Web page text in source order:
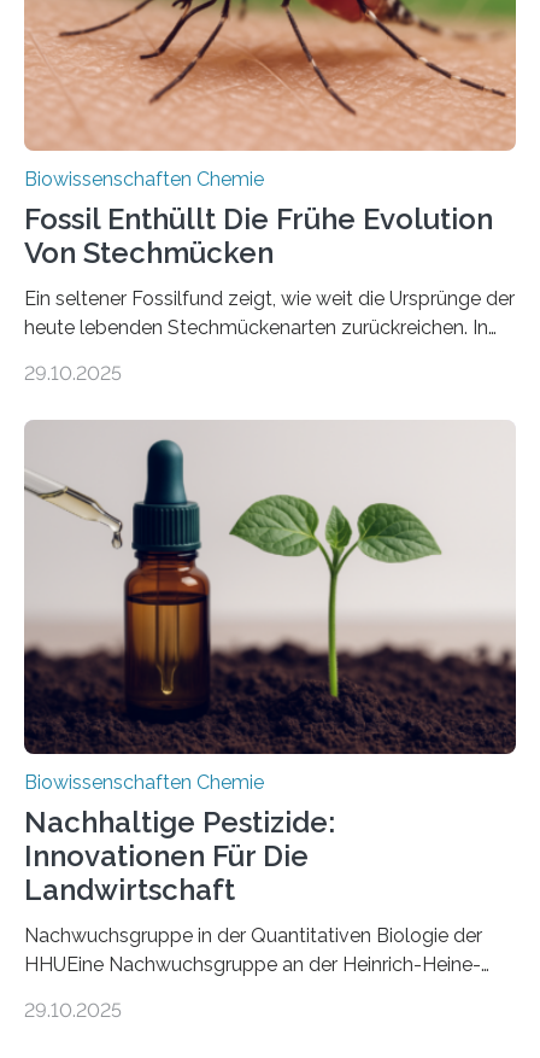
mit scheibenförmiger Gestalt. Was auffällig ist: Die
nächsten…
Biowissenschaften Chemie
Fossil Enthüllt Die Frühe Evolution
Von Stechmücken
Ein seltener Fossilfund zeigt, wie weit die Ursprünge der
heute lebenden Stechmückenarten zurückreichen. In
Forschende die bisher älteste bekannte Stechmücken-
Region Kachin in Myanmar und hat sich in
ausgezeichnetem Zustand erhalten. Es konnte als neue
Art einer neuen Gattung beschrieben werden und trägt
nun den Namen Cretosabethes primaevus. Dieser erste
fossile Nachweis einer Stechmückenlarve in Bernstein
stellt gleichzeitig den ersten Fossilfund einer
Mückenlarve aus dem Mesozoikum dar, denn…
29.10.2025
Biowissenschaften Chemie
Nachhaltige Pestizide:
Innovationen Für Die
Landwirtschaft
Nachwuchsgruppe in der Quantitativen Biologie der
HHUEine Nachwuchsgruppe an der Heinrich-Heine-
fünf Jahren erforschen, wie Bakterien auf
29.10.2025